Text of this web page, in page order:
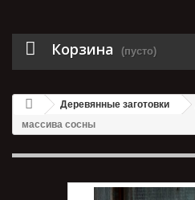
Корзина (пусто)
Деревянные заготовки
массива сосны